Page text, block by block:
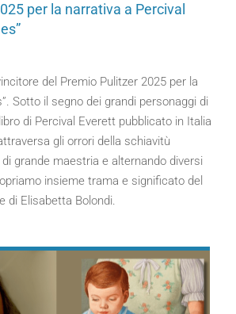
per la narrativa a Percival
del Premio Pulitzer 2025 per la
Sotto il segno dei grandi personaggi di
di Percival Everett pubblicato in Italia
gli orrori della schiavitù
grande maestria e alternando diversi
insieme trama e significato del
di Elisabetta Bolondi.